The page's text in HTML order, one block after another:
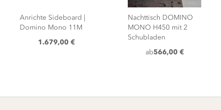
Anrichte Sideboard |
Domino Mono 11M
1.679,00 €
Nachttisch DOMINO
MONO H450 mit 2
Schubladen
ab566,00 €